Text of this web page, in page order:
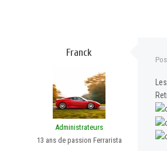
Franck
Administrateurs
13 ans de passion Ferrarista